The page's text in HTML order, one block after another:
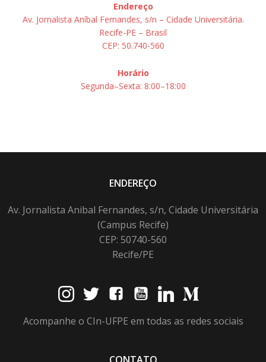
Endereço
Av. Jornalista Aníbal Fernandes, s/n – Cidade Universitária.
Recife-PE – Brasil
CEP: 50.740-560
Horário
Segunda–Sexta: 8:00–18:00
ENDEREÇO
Av. Jornalista Anibal Fernandes, s/n, Cidade Universitária
(Campus Recife)
CEP: 50740-560
Recife/PE
Acompanhe o CIn-UFPE em todas as redes sociais